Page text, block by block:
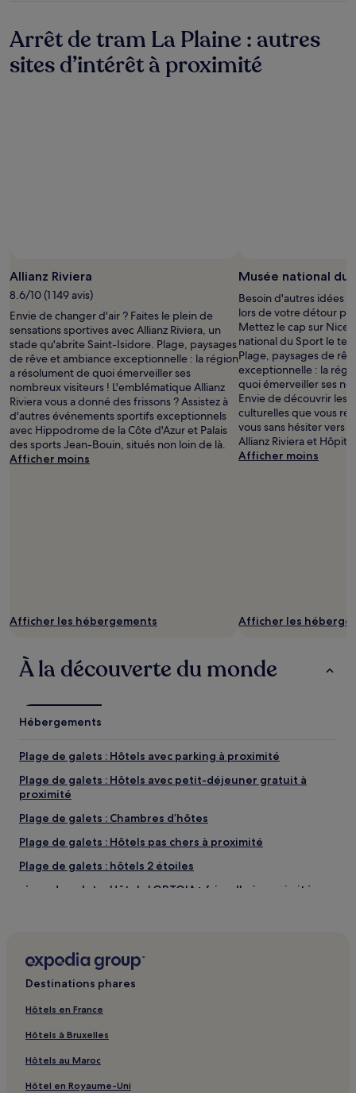
Arrêt de tram La Plaine : autres
sites d’intérêt à proximité
Allianz Riviera
8.6/10 (1 149 avis)
Envie de changer d'air ? Faites le plein de
sensations sportives avec Allianz Riviera, un
stade qu'abrite Saint-Isidore. Plage, paysages
de rêve et ambiance exceptionnelle : la région
a résolument de quoi émerveiller ses
nombreux visiteurs ! L'emblématique Allianz
Riviera vous a donné des frissons ? Assistez à
d'autres événements sportifs exceptionnels
avec Hippodrome de la Côte d'Azur et Palais
des sports Jean-Bouin, situés non loin de là.
Afficher moins
Afficher les hébergements
Musée national du
Besoin d'autres idées
lors de votre détour
Mettez le cap sur Nice
national du Sport le
Plage, paysages de
exceptionnelle : la
quoi émerveiller ses
Envie de découvrir les
culturelles que vous
vous sans hésiter vers
Allianz Riviera et
Afficher moins
Afficher les
À la découverte du monde
Hébergements
Plage de galets : Hôtels avec parking à proximité
Plage de galets : Hôtels avec petit-déjeuner gratuit à
proximité
Plage de galets : Chambres d’hôtes
Plage de galets : Hôtels pas chers à proximité
Plage de galets : hôtels 2 étoiles
Plage de galets : Hôtels LGBTQIA+ friendly à proximité
Plage bleue : Hôtels avec parking à proximité
Plage bleue : Hôtels avec cuisine à proximité
Plage bleue : Auberges de jeunesse
Plage bleue : Appart’hôtels
Plage bleue : Hôtels pas chers à proximité
Plage bleue : Hôtels de luxe à proximité
Destinations phares
Hôtels en France
Hôtels à Bruxelles
Hôtels au Maroc
Hôtel en Royaume-Uni